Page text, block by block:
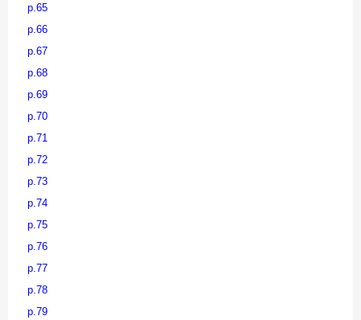
p.65
p.66
p.67
p.68
p.69
p.70
p.71
p.72
p.73
p.74
p.75
p.76
p.77
p.78
p.79